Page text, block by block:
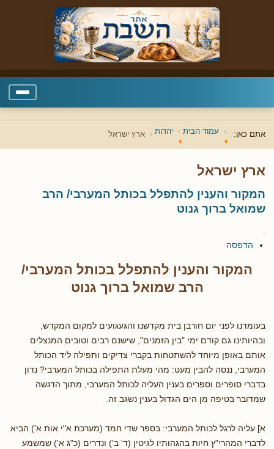
אתם כאן: עמוד הבית יהדות ארץ ישראל
ארץ ישראל
המקור והענין להתפלל בכותל המערבי/ הרב
שמואל ברוך גנוט
הדפסה
המקור והענין להתפלל בכותל המערבי/
הרב שמואל ברוך גנוט
בעומדנו לפני יום חורבן בית מקדשנו והגעגועים למקום המקדש,
ובהיותינו גם קודם ימי "בין הזמנים", שישנם רבים וטובים המנצלים
אותם באופן מיוחד להשתטחות בקברי צדיקים ותפילה ליד הכותל
המערבי, ננסה להבין מעט: מהי מעלת התפילה בכותל המערבי? נדון
בדברי סופרים וספרים בענין העליה לכותל המערבי, מתוך הדגשה
שמדובר בטיפה מן הים הגדול בענין נשגב זה.
א] עליה לרגל לכותל המערבי: בספר שדי חמד (מערכת א"י אות א') הביא
לדברי המהרי"ץ חיות בהגהותיו לגיטין (ד' ב') ונדרים (כ"ג א') שמשמע